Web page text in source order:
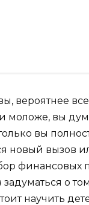
вероятнее
вы
вы
новый вызов
финансовых
о
научить